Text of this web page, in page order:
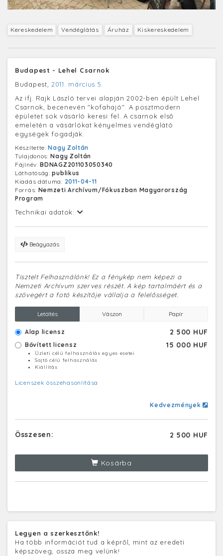
Kereskedelem Vendéglátás Áruház Kiskereskedelem
Budapest - Lehel Csarnok
Budapest, 2011. március 5.
Az ifj. Rajk László tervei alapján 2002-ben épült Lehel
Csarnok, becenevén "kofahajó". A posztmodern
épületet sok vásárló keresi fel. A csarnok első
emeletén a vásárlókat kényelmes vendéglátó
egységek fogadják.
Készítette:Nagy Zoltán
Tulajdonos:Nagy Zoltán
Fájlnév:BDNAGZ201103050340
Láthatóság:publikus
Kiadás dátuma: 2011-04-11
Forrás: Nemzeti Archívum/Fókuszban Magyarország
Program
Technikai adatok:
Beágyazás
Tisztelt Felhasználónk! Ez a fénykép nem képezi a
Nemzeti Archívum szerves részét. A kép tartalmáért és a
szövegért a fotó készítője vállalja a felelősséget.
Letöltés Vászon Papír
Alap licensz 2 500 HUF
Bővített licensz 15 000 HUF
Üzleti célú felhasználás egyes esetei
Sajtó célú felhasználás
Kiállítás
Licenszek összehasonlítása
Kedvezmények
Összesen: 2 500 HUF
Kosárba
Legyen a szerkesztőnk!
Ha több információt tud a képről, mint az eredeti
képszöveg, ossza meg velünk!